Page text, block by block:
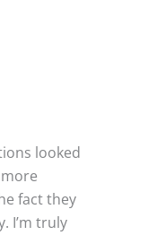
looked
fact they
I’m truly